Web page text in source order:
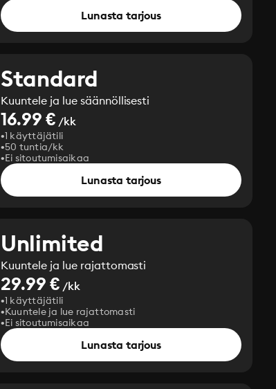
Lunasta tarjous
Standard
Kuuntele ja lue säännöllisesti
16.99 € /kk
1 käyttäjätili
50 tuntia/kk
Ei sitoutumisaikaa
Lunasta tarjous
Unlimited
Kuuntele ja lue rajattomasti
29.99 € /kk
1 käyttäjätili
Kuuntele ja lue rajattomasti
Ei sitoutumisaikaa
Lunasta tarjous